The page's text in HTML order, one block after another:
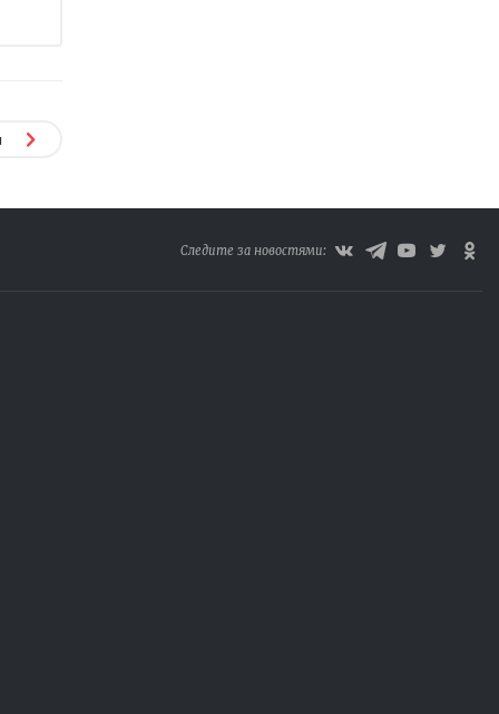
Следите за новостями: